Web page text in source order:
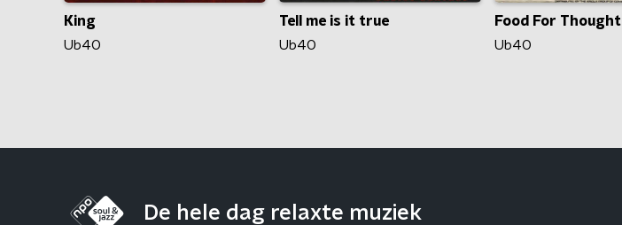
King
Ub40
Tell me is it true
Ub40
Food For Thought
Ub40
De hele dag relaxte muziek